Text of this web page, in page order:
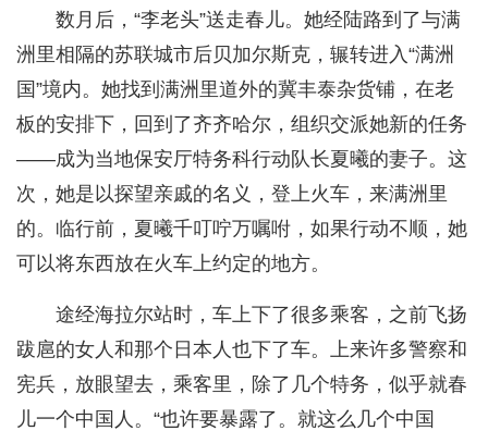
数月后，“李老头”送走春儿。她经陆路到了与满
洲里相隔的苏联城市后贝加尔斯克，辗转进入“满洲
国”境内。她找到满洲里道外的冀丰泰杂货铺，在老
板的安排下，回到了齐齐哈尔，组织交派她新的任务
——成为当地保安厅特务科行动队长夏曦的妻子。这
次，她是以探望亲戚的名义，登上火车，来满洲里
的。临行前，夏曦千叮咛万嘱咐，如果行动不顺，她
可以将东西放在火车上约定的地方。
途经海拉尔站时，车上下了很多乘客，之前飞扬
跋扈的女人和那个日本人也下了车。上来许多警察和
宪兵，放眼望去，乘客里，除了几个特务，似乎就春
儿一个中国人。“也许要暴露了。就这么几个中国